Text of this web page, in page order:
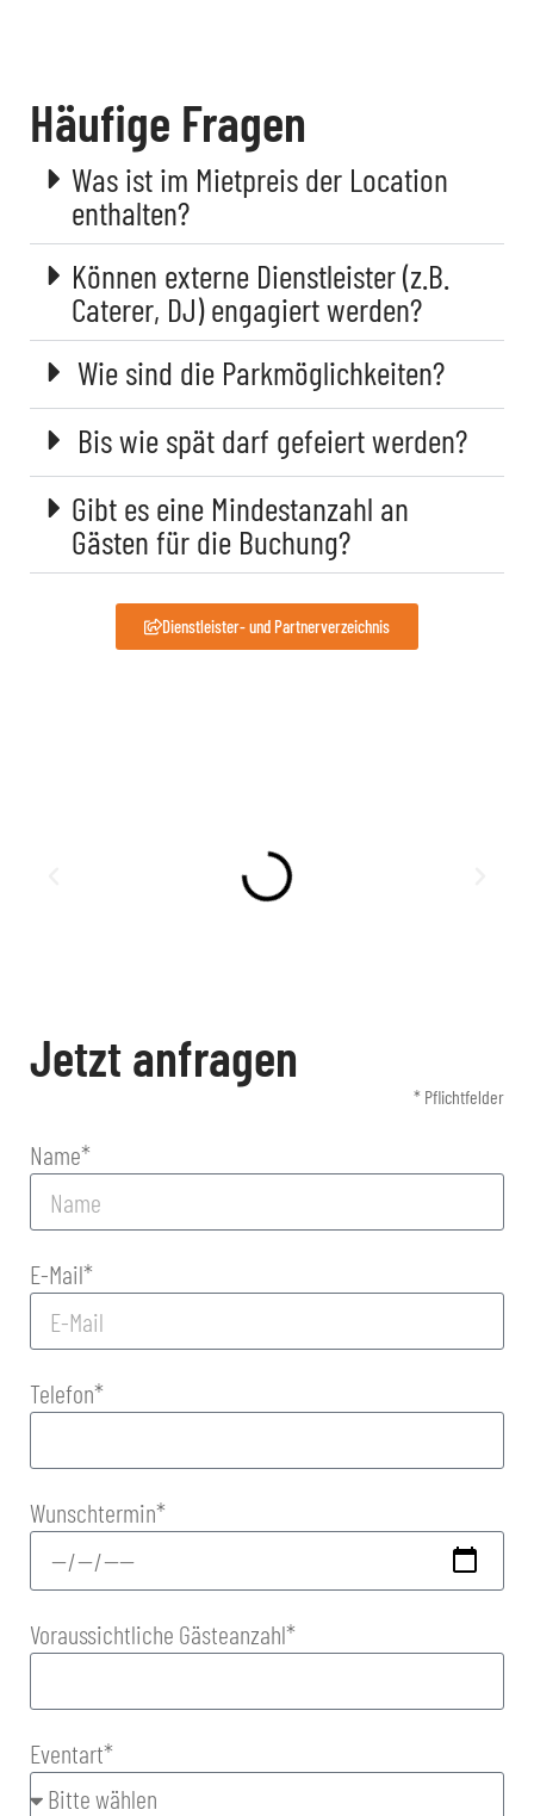
Häufige Fragen
Was ist im Mietpreis der Location
enthalten?
Können externe Dienstleister (z.B.
Caterer, DJ) engagiert werden?
Wie sind die Parkmöglichkeiten?
Bis wie spät darf gefeiert werden?
Gibt es eine Mindestanzahl an
Gästen für die Buchung?
Dienstleister- und Partnerverzeichnis
Jetzt anfragen
* Pflichtfelder
Name*
E-Mail*
Telefon*
Wunschtermin*
Voraussichtliche Gästeanzahl*
Eventart*